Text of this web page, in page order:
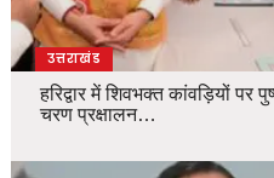
उत्तराखंड
हरिद्वार में शिवभक्त कांवड़ियों पर
चरण प्रक्षालन…